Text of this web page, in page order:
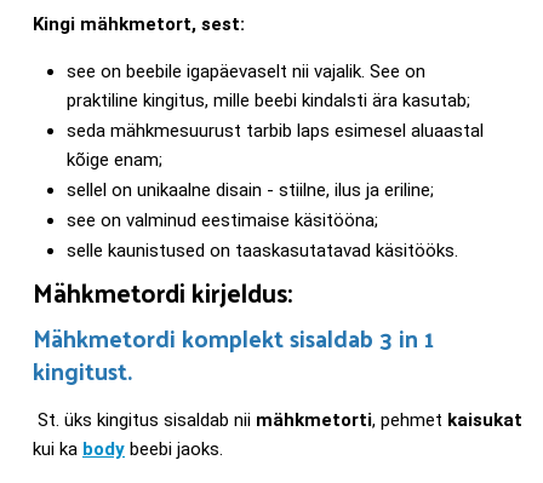
Kingi mähkmetort, sest:
see on beebile igapäevaselt nii vajalik. See on
praktiline kingitus, mille beebi kindalsti ära kasutab;
seda mähkmesuurust tarbib laps esimesel aluaastal
kõige enam;
sellel on unikaalne disain - stiilne, ilus ja eriline;
see on valminud eestimaise käsitööna;
selle kaunistused on taaskasutatavad käsitööks.
Mähkmetordi kirjeldus:
Mähkmetordi komplekt sisaldab 3 in 1
kingitust.
St. üks kingitus sisaldab nii mähkmetorti, pehmet kaisukat
kui ka body beebi jaoks.